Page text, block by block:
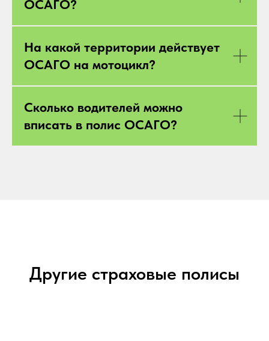
ОСАГО?
На какой территории действует
ОСАГО на мотоцикл?
Сколько водителей можно
вписать в полис ОСАГО?
Другие страховые полисы